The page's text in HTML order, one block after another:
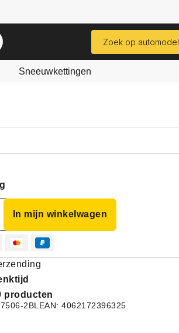
Zoek op automodel
Sneeuwkettingen
In mijn winkelwagen
producten
2BLEAN: 4062172396325